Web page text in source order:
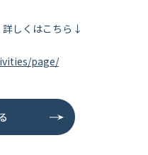
しくはこちら↓
page/